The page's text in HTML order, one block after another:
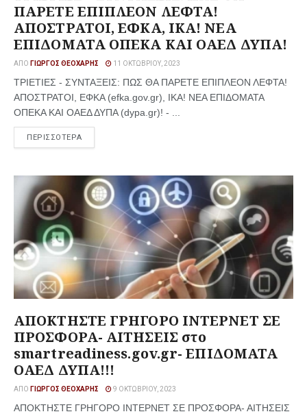
ΠΑΡΕΤΕ ΕΠΙΠΛΕΟΝ ΛΕΦΤΑ!
ΑΠΟΣΤΡΑΤΟΙ, ΕΦΚΑ, ΙΚΑ! ΝΕΑ
ΕΠΙΔΟΜΑΤΑ ΟΠΕΚΑ ΚΑΙ ΟΑΕΔ ΔΥΠΑ!
ΑΠΌ ΓΙΏΡΓΟΣ ΘΕΟΧΆΡΗΣ 11 ΟΚΤΩΒΡΊΟΥ, 2023
ΤΡΙΕΤΙΕΣ - ΣΥΝΤΑΞΕΙΣ: ΠΩΣ ΘΑ ΠΑΡΕΤΕ ΕΠΙΠΛΕΟΝ ΛΕΦΤΑ!
ΑΠΟΣΤΡΑΤΟΙ, ΕΦΚΑ (efka.gov.gr), ΙΚΑ! ΝΕΑ ΕΠΙΔΟΜΑΤΑ
ΟΠΕΚΑ ΚΑΙ ΟΑΕΔ ΔΥΠΑ (dypa.gr)! - ...
ΠΕΡΙΣΣΟΤΕΡΑ
ΑΠΟΚΤΗΣΤΕ ΓΡΗΓΟΡΟ ΙΝΤΕΡΝΕΤ ΣΕ
ΠΡΟΣΦΟΡΑ- ΑΙΤΗΣΕΙΣ στο
smartreadiness.gov.gr- ΕΠΙΔΟΜΑΤΑ
ΟΑΕΔ ΔΥΠΑ!!!
ΑΠΌ ΓΙΏΡΓΟΣ ΘΕΟΧΆΡΗΣ 9 ΟΚΤΩΒΡΊΟΥ, 2023
ΑΠΟΚΤΗΣΤΕ ΓΡΗΓΟΡΟ ΙΝΤΕΡΝΕΤ ΣΕ ΠΡΟΣΦΟΡΑ- ΑΙΤΗΣΕΙΣ